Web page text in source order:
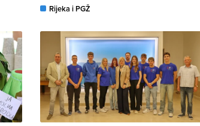
Rijeka i PGŽ